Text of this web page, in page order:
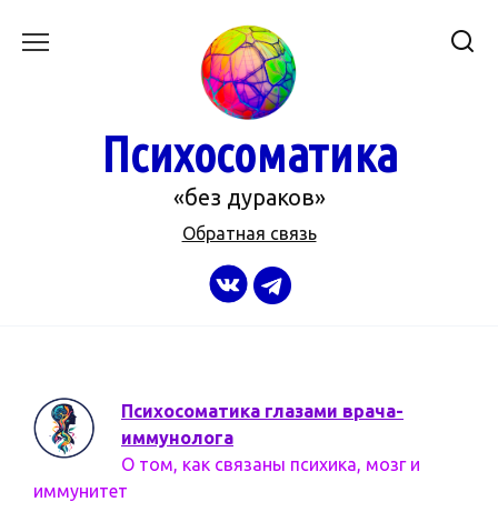
Психосоматика
«без дураков»
Обратная связь
Психосоматика глазами врача-
иммунолога
О том, как связаны психика, мозг и
иммунитет